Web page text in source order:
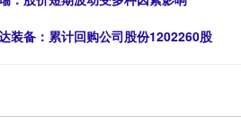
装备：累计回购公司股份1202260股